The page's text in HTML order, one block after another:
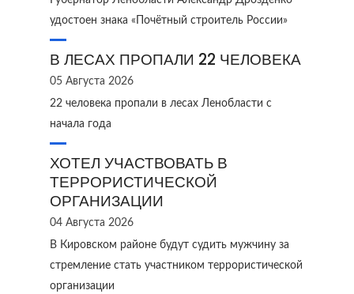
удостоен знака «Почётный строитель России»
В ЛЕСАХ ПРОПАЛИ 22 ЧЕЛОВЕКА
05 Августа 2026
22 человека пропали в лесах Ленобласти с
начала года
ХОТЕЛ УЧАСТВОВАТЬ В
ТЕРРОРИСТИЧЕСКОЙ
ОРГАНИЗАЦИИ
04 Августа 2026
В Кировском районе будут судить мужчину за
стремление стать участником террористической
организации